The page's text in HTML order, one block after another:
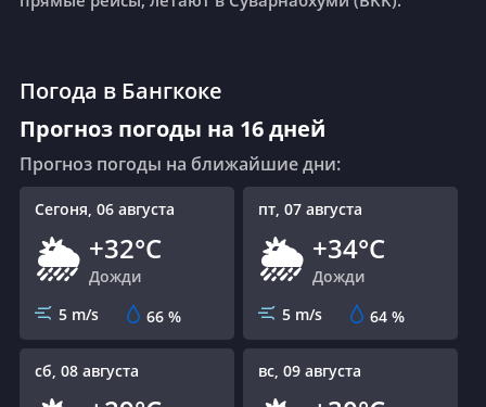
Погода в Бангкоке
Прогноз погоды на 16 дней
Прогноз погоды на ближайшие дни:
Сегоня, 06 августа
🌦 +32°C
Дожди
5 m/s
66 %
пт, 07 августа
🌦 +34°C
Дожди
5 m/s
64 %
сб, 08 августа вс, 09 августа